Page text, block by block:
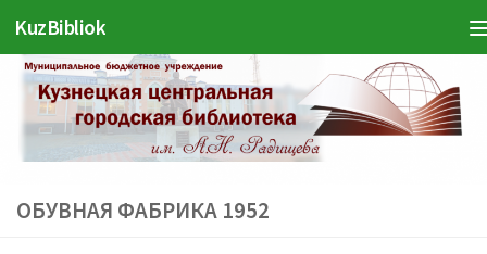
Перейти к содержимому
KuzBibliok
ОБУВНАЯ ФАБРИКА 1952